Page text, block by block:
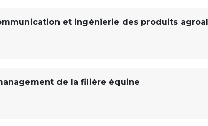
et ingénierie des produits
de la filière équine